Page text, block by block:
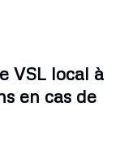
VSL local à
en cas de